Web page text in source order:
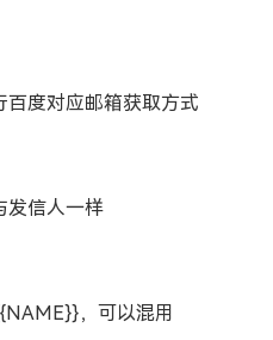
百度对应邮箱获取方式
发信人一样
，可以混用